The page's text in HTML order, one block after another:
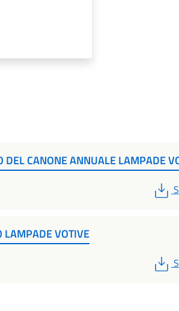
DEL CANONE ANNUALE LAMPADE
LAMPADE VOTIVE